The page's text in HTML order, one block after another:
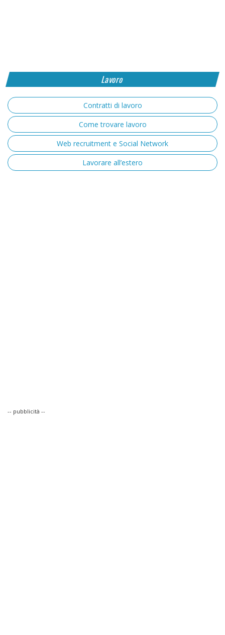
Lavoro
Contratti di lavoro
Come trovare lavoro
Web recruitment e Social Network
Lavorare all’estero
-- pubblicità --